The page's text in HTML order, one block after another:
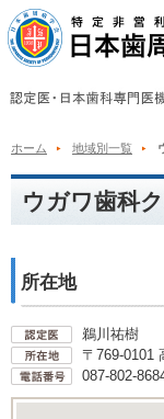
ホーム 地域別一覧
ウガワ歯科
所在地
鵜川祐樹
〒769-0101
087-802-